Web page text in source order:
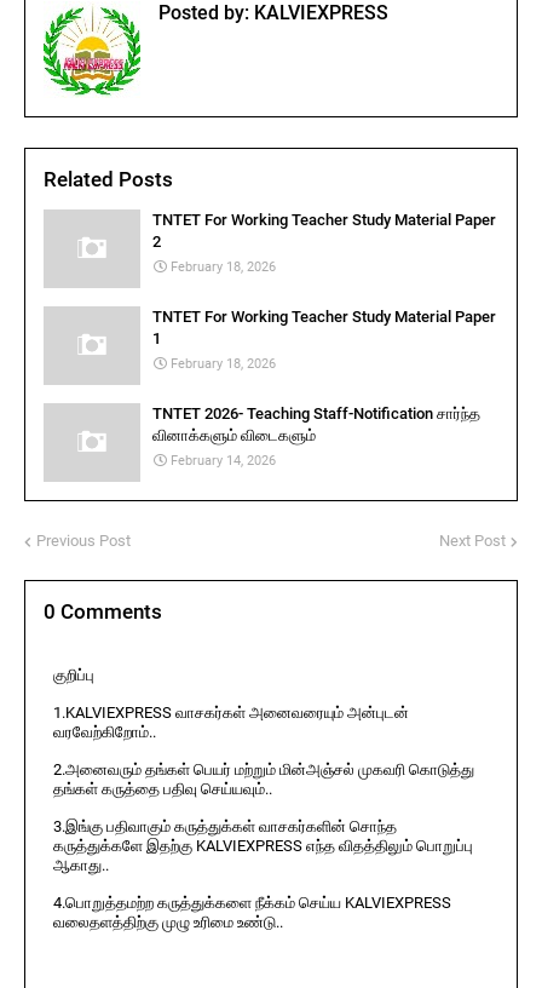
Posted by: KALVIEXPRESS
Related Posts
TNTET For Working Teacher Study Material Paper
2
February 18, 2026
TNTET For Working Teacher Study Material Paper
1
February 18, 2026
TNTET 2026- Teaching Staff-Notification சார்ந்த
வினாக்களும் விடைகளும்
February 14, 2026
Previous Post Next Post
0 Comments
குறிப்பு
1.KALVIEXPRESS வாசகர்கள் அனைவரையும் அன்புடன்
வரவேற்கிறோம்..
2.அனைவரும் தங்கள் பெயர் மற்றும் மின்அஞ்சல் முகவரி கொடுத்து
தங்கள் கருத்தை பதிவு செய்யவும்..
3.இங்கு பதிவாகும் கருத்துக்கள் வாசகர்களின் சொந்த
கருத்துக்களே இதற்கு KALVIEXPRESS எந்த விதத்திலும் பொறுப்பு
ஆகாது..
4.பொறுத்தமற்ற கருத்துக்களை நீக்கம் செய்ய KALVIEXPRESS
வலைதளத்திற்கு முழு உரிமை உண்டு..